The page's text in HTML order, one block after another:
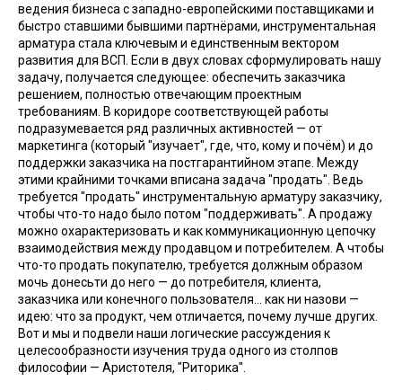
ведения бизнеса с западно-европейскими поставщиками и
быстро ставшими бывшими партнёрами, инструментальная
арматура стала ключевым и единственным вектором
развития для ВСП. Если в двух словах сформулировать нашу
задачу, получается следующее: обеспечить заказчика
решением, полностью отвечающим проектным
требованиям. В коридоре соответствующей работы
подразумевается ряд различных активностей — от
маркетинга (который "изучает", где, что, кому и почём) и до
поддержки заказчика на постгарантийном этапе. Между
этими крайними точками вписана задача "продать". Ведь
требуется "продать" инструментальную арматуру заказчику,
чтобы что-то надо было потом "поддерживать". А продажу
можно охарактеризовать и как коммуникационную цепочку
взаимодействия между продавцом и потребителем. А чтобы
что-то продать покупателю, требуется должным образом
мочь донесьти до него — до потребителя, клиента,
заказчика или конечного пользователя... как ни назови —
идею: что за продукт, чем отличается, почему лучше других.
Вот и мы и подвели наши логические рассуждения к
целесообразности изучения труда одного из столпов
философии — Аристотеля, "Риторика".